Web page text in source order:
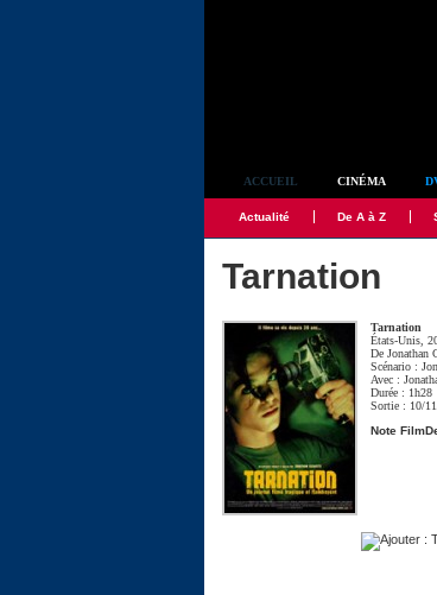
ACCUEIL CINÉMA
Actualité De A à Z
Tarnation
Tarnation
États-Unis,
DeJonathan
Scénario :
Avec :
Durée : 1h28
Sortie : 10/
Note